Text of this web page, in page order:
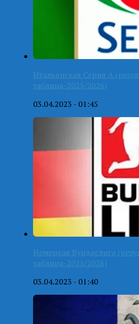
Итальянская Серия А
таблица-2025/2026)
03.04.2023 - 01:45
Немецкая Бундеслига
таблица-2025/2026)
03.04.2023 - 01:40